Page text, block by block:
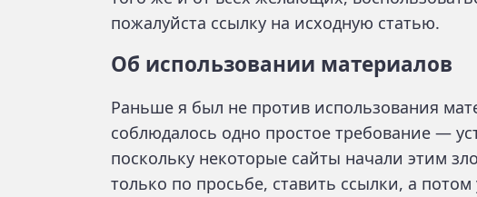
пожалуйста ссылку на исходную статью.
Об использовании материалов
Раньше я был не против использования
соблюдалось одно простое требование —
поскольку некоторые сайты начали этим
только по просьбе, ставить ссылки, а